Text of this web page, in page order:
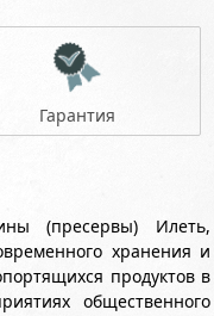
Гарантия
(пресервы) Илеть,
хранения и
продуктов в
общественного